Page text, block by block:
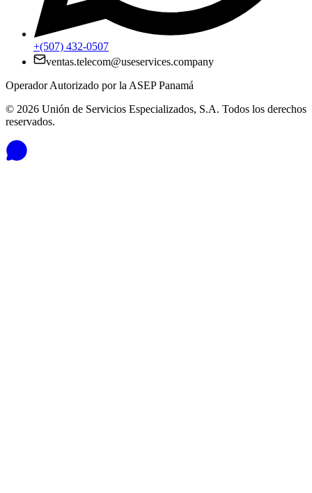
+(507) 432-0507
ventas.telecom@useservices.company
Operador Autorizado por la ASEP Panamá
© 2026 Unión de Servicios Especializados, S.A. Todos los derechos
reservados.